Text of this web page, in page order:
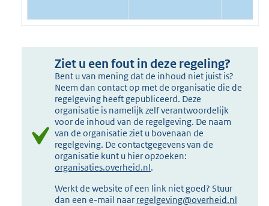
Ziet u een fout in deze regeling?
Bent u van mening dat de inhoud niet juist is?
Neem dan contact op met de organisatie die de
regelgeving heeft gepubliceerd. Deze
organisatie is namelijk zelf verantwoordelijk
voor de inhoud van de regelgeving. De naam
van de organisatie ziet u bovenaan de
regelgeving. De contactgegevens van de
organisatie kunt u hier opzoeken:
organisaties.overheid.nl.
Werkt de website of een link niet goed? Stuur
dan een e-mail naar regelgeving@overheid.nl